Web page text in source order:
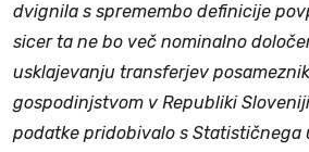
dvignila s spremembo definicije
sicer ta ne bo več nominalno
usklajevanju transferjev
gospodinjstvom v Republiki
podatke pridobivalo s Statističnega